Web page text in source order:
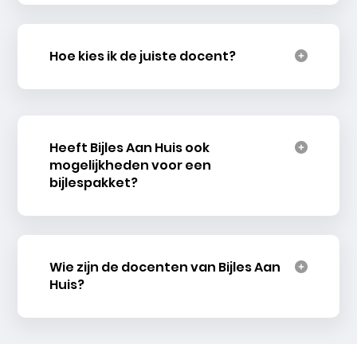
Hoe kies ik de juiste docent?
Heeft Bijles Aan Huis ook
mogelijkheden voor een
bijlespakket?
Wie zijn de docenten van Bijles Aan
Huis?